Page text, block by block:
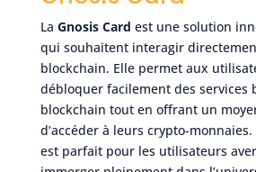
La Gnosis Card est une solution
qui souhaitent interagir
blockchain. Elle permet aux
débloquer facilement des services
blockchain tout en offrant un
d’accéder à leurs crypto-
est parfait pour les utilisateurs